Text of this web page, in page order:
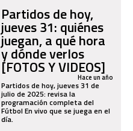
Partidos de hoy,
jueves 31: quiénes
juegan, a qué hora
y dónde verlos
[FOTOS Y VIDEOS]
Hace un año
Partidos de hoy, jueves 31 de
julio de 2025: revisa la
programación completa del
Fútbol En vivo que se juega en el
día.